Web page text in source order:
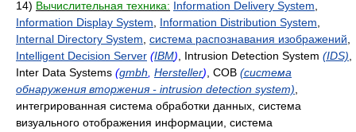
14) Вычислительная техника: Information Delivery System
Information Display System
Information Distribution System
Internal Directory System система распознавания изображений
Intelligent Decision Server (IBM) , Intrusion Detection System (IDS)
Inter Data Systems (gmbh Hersteller) , СОВ (система
обнаружения вторжения - intrusion detection system)
интегрированная система обработки данных, система
визуального отображения информации, система